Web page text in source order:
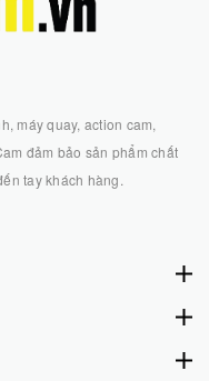
máy quay, action cam,
đảm bảo sản phẩm chất
tay khách hàng.